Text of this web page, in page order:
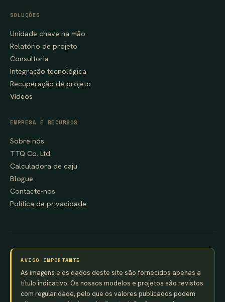
SOLUÇÕES
Unidade chave na mão
Relatório de projeto
Consultoria
Integração tecnológica
Recuperação de projeto
Vídeos
EMPRESA E RECURSOS
Sobre nós
TTQ Co. Ltd.
Calculadora de caju
Blogue
Contacte-nos
Política de privacidade
AVISO IMPORTANTE
As imagens e os dados deste site são fornecidos apenas a
título indicativo. Os nossos modelos e projetos são revistos
com regularidade, pelo que os valores publicados podem